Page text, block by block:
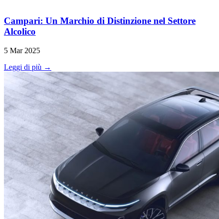
Campari: Un Marchio di Distinzione nel Settore
Alcolico
5 Mar 2025
Leggi di più →